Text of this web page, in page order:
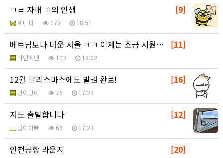
[9]
ㄱㄹ 자매 ㄲ의 인생
제니퍼 172 18:51
[11]
베트남보다 더운 서울 ㅋㅋ 이제는 조금 시원해졌네요.
마틴에덴 102 18:02
[16]
12월 크리스마스에도 발권 완료!
민이민이 76 17:23
[12]
저도 출발합니다
덩이아빠 69 17:23
[20]
인천공항 라운지